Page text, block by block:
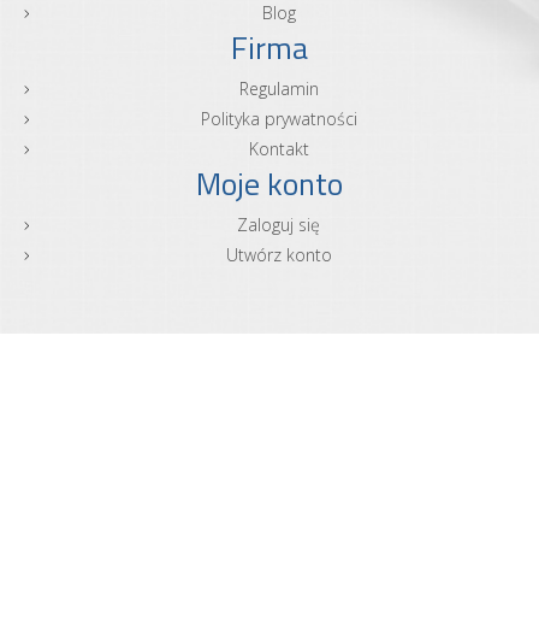
Blog
Firma
Regulamin
Polityka prywatności
Kontakt
Moje konto
Zaloguj się
Utwórz konto